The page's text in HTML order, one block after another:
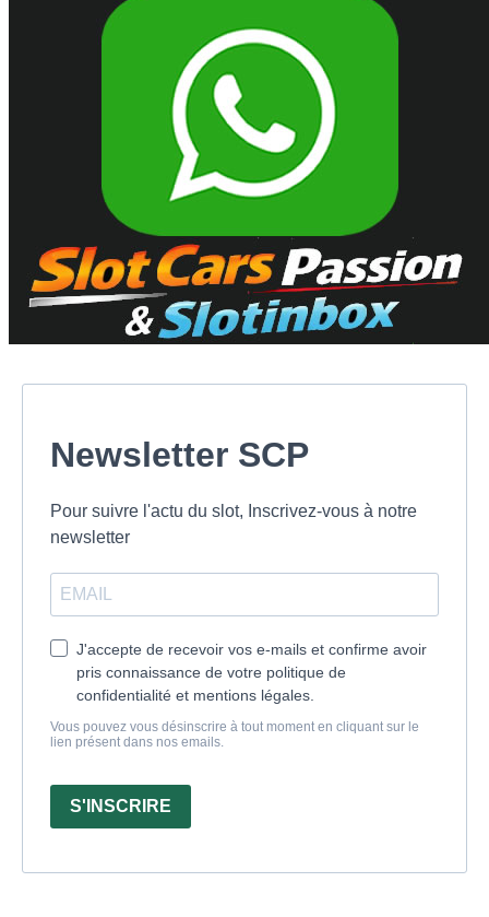
Newsletter SCP
Pour suivre l'actu du slot, Inscrivez-vous à notre
newsletter
J'accepte de recevoir vos e-mails et confirme avoir
pris connaissance de votre politique de
confidentialité et mentions légales.
Vous pouvez vous désinscrire à tout moment en cliquant sur le
lien présent dans nos emails.
S'INSCRIRE